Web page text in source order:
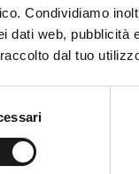
Condividiamo
dati web, pubblicità
dal tuo